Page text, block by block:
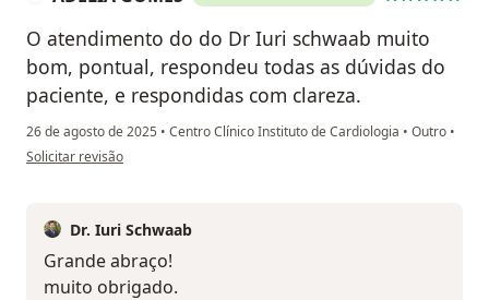
O atendimento do do Dr Iuri schwaab muito
bom, pontual, respondeu todas as dúvidas do
paciente, e respondidas com clareza.
26 de agosto de 2025 • Centro Clínico Instituto de Cardiologia • Outro •
na opinião do utilizador ADÉLIA GOMES
Solicitar revisão
Dr. Iuri Schwaab
Grande abraço!
muito obrigado.